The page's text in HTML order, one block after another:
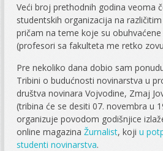
Veći broj prethodnih godina veoma
studentskih organizacija na
pričam na teme koje su
(profesori sa fakulteta me retko
Pre nekoliko dana dobio sam
Tribini o budućnosti novinarstva u
društva novinara Vojvodine, Zmaj
(tribina će se desiti 07. novembra u
organizuje povodom godišnjice
online magazinaŽurnalist, kojiu
studenti novinarstva.